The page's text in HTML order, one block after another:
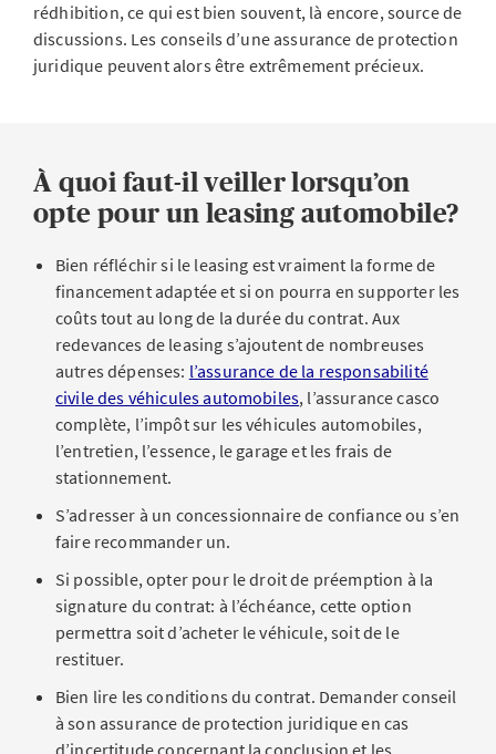
rédhibition, ce qui est bien souvent, là encore, source de
discussions. Les conseils d’une assurance de protection
juridique peuvent alors être extrêmement précieux.
À quoi faut-il veiller lorsqu’on
opte pour un leasing automobile?
Bien réfléchir si le leasing est vraiment la forme de
financement adaptée et si on pourra en supporter les
coûts tout au long de la durée du contrat. Aux
redevances de leasing s’ajoutent de nombreuses
autres dépenses: l’assurance de la responsabilité
civile des véhicules automobiles, l’assurance casco
complète, l’impôt sur les véhicules automobiles,
l’entretien, l’essence, le garage et les frais de
stationnement.
S’adresser à un concessionnaire de confiance ou s’en
faire recommander un.
Si possible, opter pour le droit de préemption à la
signature du contrat: à l’échéance, cette option
permettra soit d’acheter le véhicule, soit de le
restituer.
Bien lire les conditions du contrat. Demander conseil
à son assurance de protection juridique en cas
d’incertitude concernant la conclusion et les